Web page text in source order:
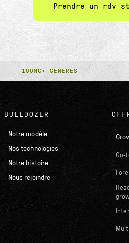
Prendre un rdv
100M€+ GÉNÉRÉS
BULLDOZER
Notre modèle
Nos technologies
Notre histoire
Nous rejoindre
Go-